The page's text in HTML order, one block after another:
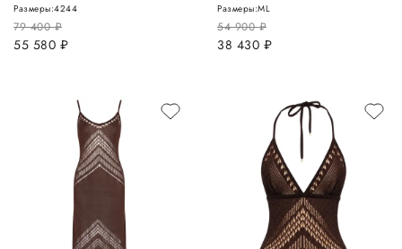
79 400руб.
55 580 руб.
Размеры:4244
54 900руб.
38 430 руб.
Размеры:ML